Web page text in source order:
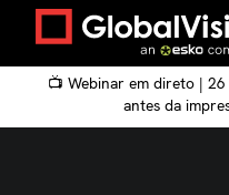
📺 Webinar em direto |
antes da